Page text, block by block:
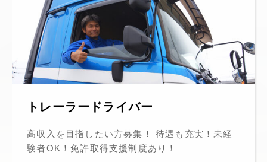
トレーラードライバー
高収入を目指したい方募集！ 待遇も充実！未経
験者OK！免許取得支援制度あり！